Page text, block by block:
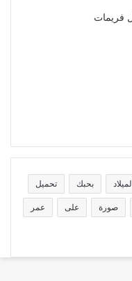
فريمات
بحبك تحميل
صورة على عمر